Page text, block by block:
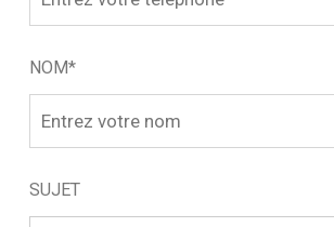
NOM*
SUJET